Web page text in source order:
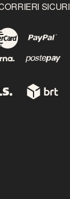
SICURI